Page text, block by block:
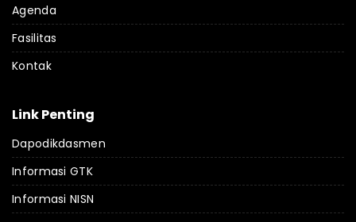
Agenda
Fasilitas
Kontak
Link Penting
Dapodikdasmen
Informasi GTK
Informasi NISN